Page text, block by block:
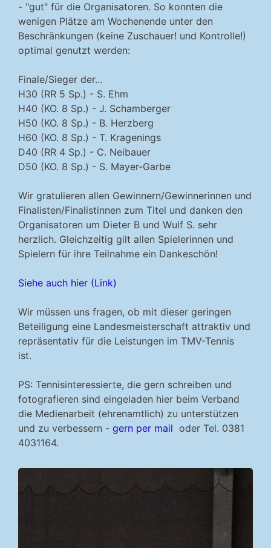
- "gut" für die Organisatoren. So konnten die
wenigen Plätze am Wochenende unter den
Beschränkungen (keine Zuschauer! und Kontrolle!)
optimal genutzt werden:
Finale/Sieger der...
H30 (RR 5 Sp.) - S. Ehm
H40 (KO. 8 Sp.) - J. Schamberger
H50 (KO. 8 Sp.) - B. Herzberg
H60 (KO. 8 Sp.) - T. Kragenings
D40 (RR 4 Sp.) - C. Neibauer
D50 (KO. 8 Sp.) - S. Mayer-Garbe
Wir gratulieren allen Gewinnern/Gewinnerinnen und
Finalisten/Finalistinnen zum Titel und danken den
Organisatoren um Dieter B und Wulf S. sehr
herzlich. Gleichzeitig gilt allen Spielerinnen und
Spielern für ihre Teilnahme ein Dankeschön!
Siehe auch hier (Link)
Wir müssen uns fragen, ob mit dieser geringen
Beteiligung eine Landesmeisterschaft attraktiv und
repräsentativ für die Leistungen im TMV-Tennis
ist.
PS: Tennisinteressierte, die gern schreiben und
fotografieren sind eingeladen hier beim Verband
die Medienarbeit (ehrenamtlich) zu unterstützen
und zu verbessern - gern per mail oder Tel. 0381
4031164.